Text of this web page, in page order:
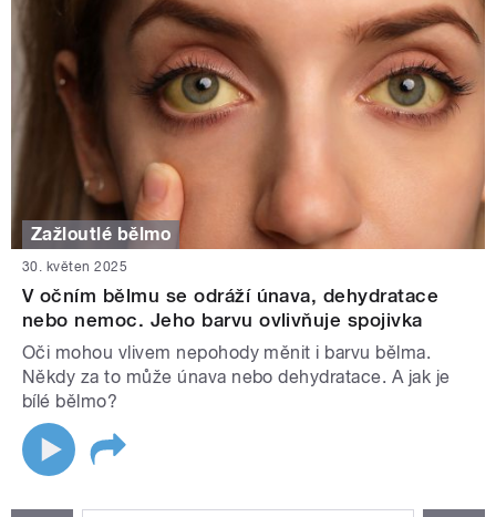
Zažloutlé bělmo
30. květen 2025
V očním bělmu se odráží únava, dehydratace
nebo nemoc. Jeho barvu ovlivňuje spojivka
Oči mohou vlivem nepohody měnit i barvu bělma.
Někdy za to může únava nebo dehydratace. A jak je
bílé bělmo?